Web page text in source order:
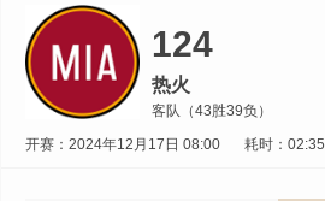
124
热火
客队（43胜39负）
开赛：2024年12月17日 08:00
耗时：02:35